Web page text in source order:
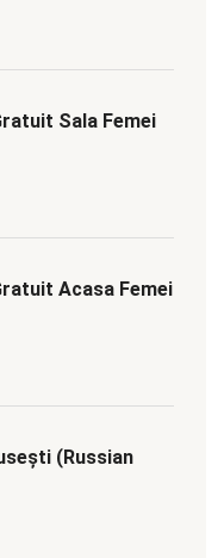
Sala Femei
Acasa Femei
(Russian